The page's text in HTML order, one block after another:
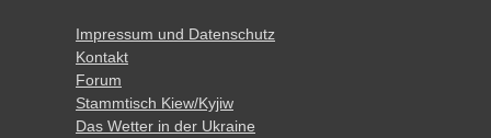
Impressum und Datenschutz
Kontakt
Forum
Stammtisch Kiew/Kyjiw
Das Wetter in der Ukraine